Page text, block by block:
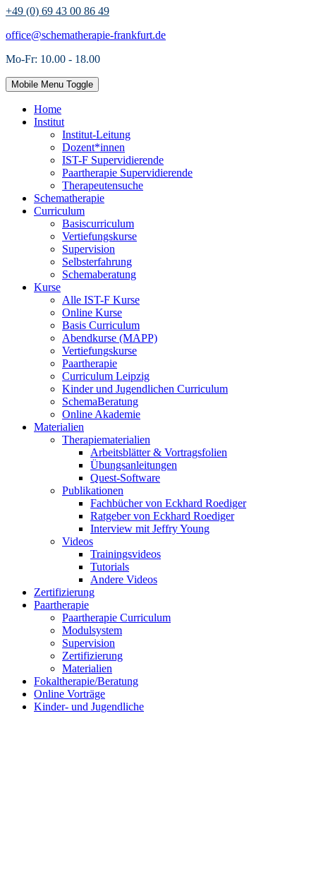
+49 (0) 69 43 00 86 49
office@schematherapie-frankfurt.de
Mo-Fr: 10.00 - 18.00
Mobile Menu Toggle
Home
Institut
Institut-Leitung
Dozent*innen
IST-F Supervidierende
Paartherapie Supervidierende
Therapeutensuche
Schematherapie
Curriculum
Basiscurriculum
Vertiefungskurse
Supervision
Selbsterfahrung
Schemaberatung
Kurse
Alle IST-F Kurse
Online Kurse
Basis Curriculum
Abendkurse (MAPP)
Vertiefungskurse
Paartherapie
Curriculum Leipzig
Kinder und Jugendlichen Curriculum
SchemaBeratung
Online Akademie
Materialien
Therapiematerialien
Arbeitsblätter & Vortragsfolien
Übungsanleitungen
Quest-Software
Publikationen
Fachbücher von Eckhard Roediger
Ratgeber von Eckhard Roediger
Interview mit Jeffry Young
Videos
Trainingsvideos
Tutorials
Andere Videos
Zertifizierung
Paartherapie
Paartherapie Curriculum
Modulsystem
Supervision
Zertifizierung
Materialien
Fokaltherapie/Beratung
Online Vorträge
Kinder- und Jugendliche